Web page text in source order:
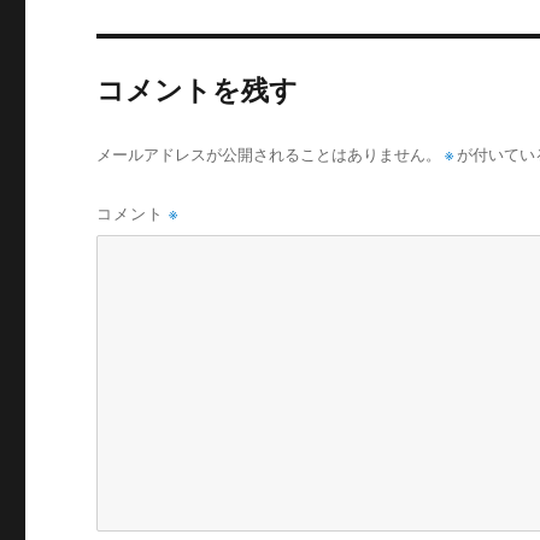
コメントを残す
メールアドレスが公開されることはありません。 ※ が付いて
コメント※